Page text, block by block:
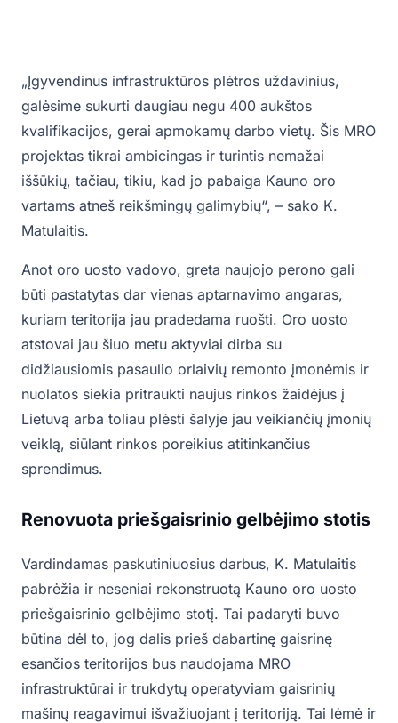
„Įgyvendinus infrastruktūros plėtros uždavinius,
galėsime sukurti daugiau negu 400 aukštos
kvalifikacijos, gerai apmokamų darbo vietų. Šis MRO
projektas tikrai ambicingas ir turintis nemažai
iššūkių, tačiau, tikiu, kad jo pabaiga Kauno oro
vartams atneš reikšmingų galimybių“, – sako K.
Matulaitis.
Anot oro uosto vadovo, greta naujojo perono gali
būti pastatytas dar vienas aptarnavimo angaras,
kuriam teritorija jau pradedama ruošti. Oro uosto
atstovai jau šiuo metu aktyviai dirba su
didžiausiomis pasaulio orlaivių remonto įmonėmis ir
nuolatos siekia pritraukti naujus rinkos žaidėjus į
Lietuvą arba toliau plėsti šalyje jau veikiančių įmonių
veiklą, siūlant rinkos poreikius atitinkančius
sprendimus.
Renovuota priešgaisrinio gelbėjimo stotis
Vardindamas paskutiniuosius darbus, K. Matulaitis
pabrėžia ir neseniai rekonstruotą Kauno oro uosto
priešgaisrinio gelbėjimo stotį. Tai padaryti buvo
būtina dėl to, jog dalis prieš dabartinę gaisrinę
esančios teritorijos bus naudojama MRO
infrastruktūrai ir trukdytų operatyviam gaisrinių
mašinų reagavimui išvažiuojant į teritoriją. Tai lėmė ir